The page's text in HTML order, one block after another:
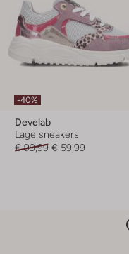
-40%
Develab
Lage sneakers
€ 99,99 € 59,99